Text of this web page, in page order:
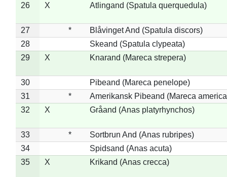
26
X Atlingand (Spatula querquedula)
27 *
Blåvinget And (Spatula discors)
28
Skeand (Spatula clypeata)
29
X Knarand (Mareca strepera)
30
Pibeand (Mareca penelope)
31
*
Amerikansk Pibeand (Mareca
32
X Gråand (Anas platyrhynchos)
33 *
Sortbrun And (Anas rubripes)
34
Spidsand (Anas acuta)
35
X Krikand (Anas crecca)